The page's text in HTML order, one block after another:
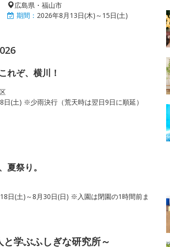
広島県・福山市
期間： 2026年8月13日(木)～15日(土)
れぞ、横川！
日(土) ※少雨決行（荒天時は翌日9日に順延）
夏祭り。
日(土)～8月30日(日) ※入園は閉園の1時間前ま
学ぶふしぎな研究所～